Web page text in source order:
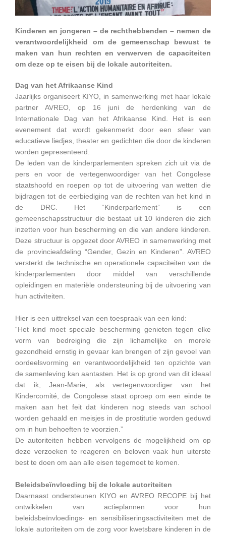
Kinderen en jongeren – de rechthebbenden – nemen de
verantwoordelijkheid om de gemeenschap bewust te
maken van hun rechten en verwerven de capaciteiten
om deze op te eisen bij de lokale autoriteiten.
Dag van het Afrikaanse Kind
Jaarlijks organiseert KIYO, in samenwerking met haar lokale
partner AVREO, op 16 juni de herdenking van de
Internationale Dag van het Afrikaanse Kind. Het is een
evenement dat wordt gekenmerkt door een sfeer van
educatieve liedjes, theater en gedichten die door de kinderen
worden gepresenteerd.
De leden van de kinderparlementen spreken zich uit via de
pers en voor de vertegenwoordiger van het Congolese
staatshoofd en roepen op tot de uitvoering van wetten die
bijdragen tot de eerbiediging van de rechten van het kind in
de DRC. Het “Kinderparlement” is een
gemeenschapsstructuur die bestaat uit 10 kinderen die zich
inzetten voor hun bescherming en die van andere kinderen.
Deze structuur is opgezet door AVREO in samenwerking met
de provincieafdeling “Gender, Gezin en Kinderen”. AVREO
versterkt de technische en operationele capaciteiten van de
kinderparlementen door middel van verschillende
opleidingen en materiële ondersteuning bij de uitvoering van
hun activiteiten.
Hier is een uittreksel van een toespraak van een kind:
“Het kind moet speciale bescherming genieten tegen elke
vorm van bedreiging die zijn lichamelijke en morele
gezondheid ernstig in gevaar kan brengen of zijn gevoel van
oordeelsvorming en verantwoordelijkheid ten opzichte van
de samenleving kan aantasten. Het is op grond van dit ideaal
dat ik, Jean-Marie, als vertegenwoordiger van het
Kindercomité, de Congolese staat oproep om een einde te
maken aan het feit dat kinderen nog steeds van school
worden gehaald en meisjes in de prostitutie worden geduwd
om in hun behoeften te voorzien.”
De autoriteiten hebben vervolgens de mogelijkheid om op
deze verzoeken te reageren en beloven vaak hun uiterste
best te doen om aan alle eisen tegemoet te komen.
Beleidsbeïnvloeding bij de lokale autoriteiten
Daarnaast ondersteunen KIYO en AVREO RECOPE bij het
ontwikkelen van actieplannen voor hun
beleidsbeïnvloedings- en sensibiliseringsactiviteiten met de
lokale autoriteiten om de zorg voor kwetsbare kinderen in de